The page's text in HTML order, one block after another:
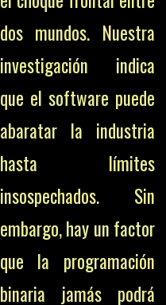
dos mundos. Nuestra
investigación indica
que el software puede
abaratar la industria
hasta límites
insospechados. Sin
embargo, hay un factor
que la programación
binaria jamás podrá